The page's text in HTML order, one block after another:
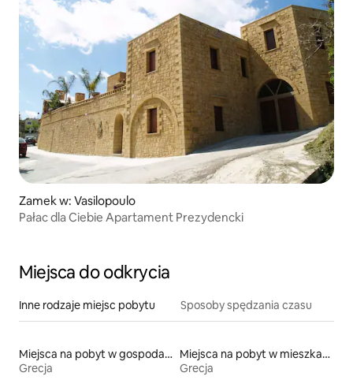
Zamek w: Vasilopoulo
Pałac dla Ciebie Apartament Prezydencki
Miejsca do odkrycia
Inne rodzaje miejsc pobytu Sposoby spędzania czasu
Miejsca na pobyt w gospodarstwach agroturystycznych
Grecja
Miejsca na pobyt w mieszkaniach
Grecja